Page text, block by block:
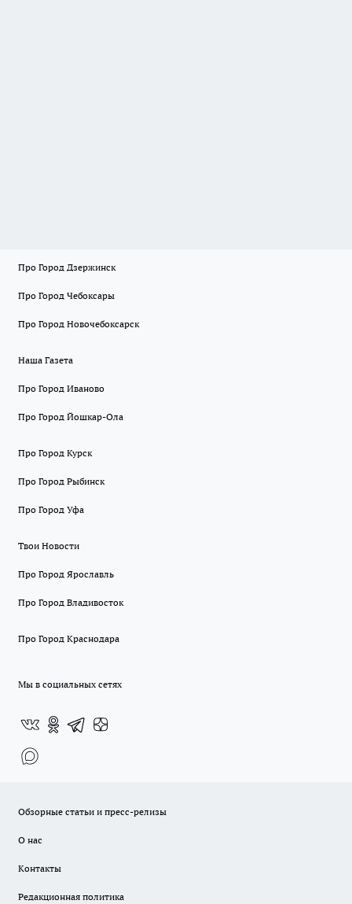
Про Город Дзержинск
Про Город Чебоксары
Про Город Новочебоксарск
Наша Газета
Про Город Иваново
Про Город Йошкар-Ола
Про Город Курск
Про Город Рыбинск
Про Город Уфа
Твои Новости
Про Город Ярославль
Про Город Владивосток
Про Город Краснодара
Мы в социальных сетях
Обзорные статьи и пресс-релизы
О нас
Контакты
Редакционная политика